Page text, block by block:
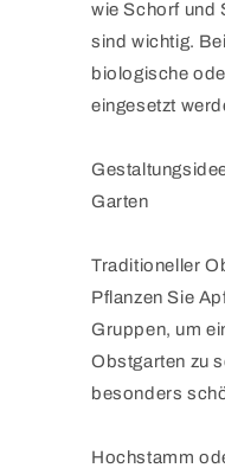
wie Schorf und
sind wichtig.
biologische
eingesetzt
Garten
Traditioneller
Pflanzen Sie
Gruppen, um
Obstgarten zu
besonders
Hochstamm